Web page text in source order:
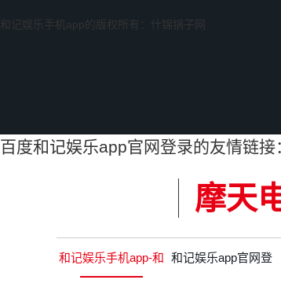
和记娱乐手机app的版权所有：什锦锅子网
百度和记娱乐app官网登录的友情链接
摩天
和记娱乐手机app-和 和记娱乐app官网登